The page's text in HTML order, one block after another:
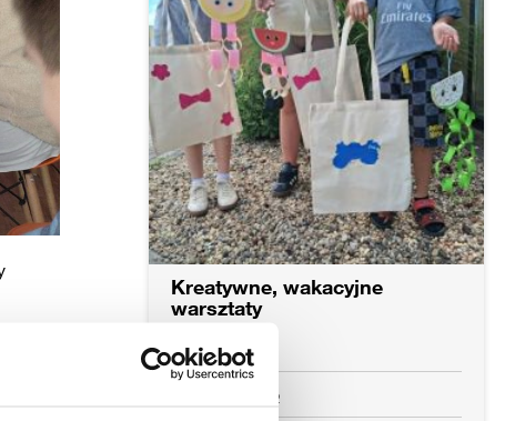
Kreatywne, wakacyjne
warsztaty
Jaraczewo